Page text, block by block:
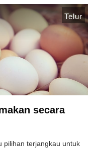
Telur
secara
pilihan terjangkau untuk